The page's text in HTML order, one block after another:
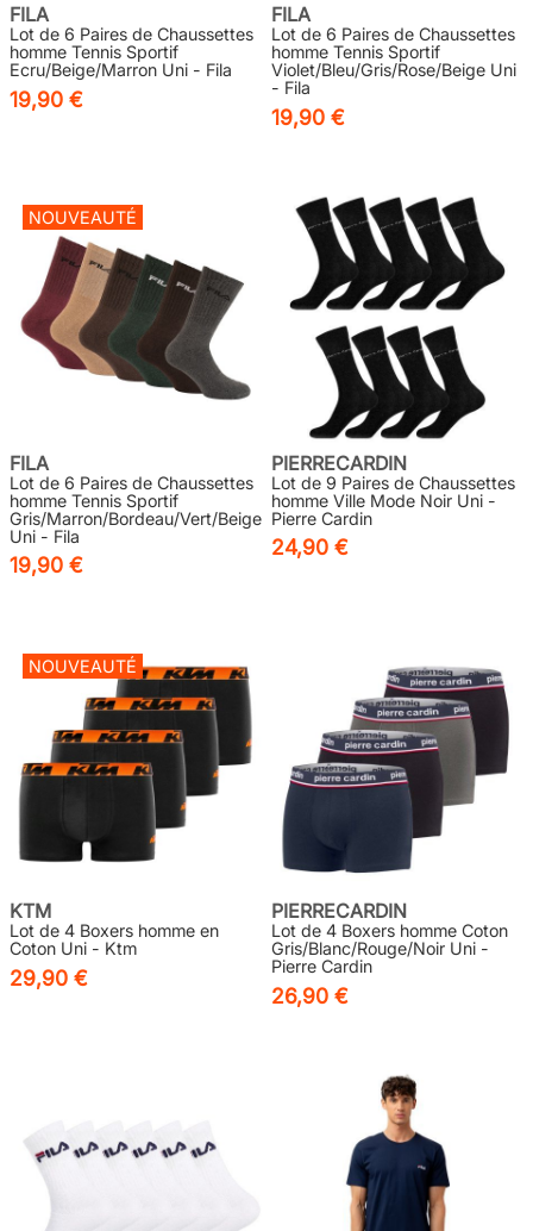
FILA
Lot de 6 Paires de Chaussettes
homme Tennis Sportif
Ecru/Beige/Marron Uni - Fila
19,90 €
FILA
Lot de 6 Paires de Chaussettes
homme Tennis Sportif
Violet/Bleu/Gris/Rose/Beige Uni
- Fila
19,90 €
NOUVEAUTÉ
FILA
Lot de 6 Paires de Chaussettes
homme Tennis Sportif
Gris/Marron/Bordeau/Vert/Beige
Uni - Fila
19,90 €
PIERRECARDIN
Lot de 9 Paires de Chaussettes
homme Ville Mode Noir Uni -
Pierre Cardin
24,90 €
NOUVEAUTÉ
KTM
Lot de 4 Boxers homme en
Coton Uni - Ktm
29,90 €
PIERRECARDIN
Lot de 4 Boxers homme Coton
Gris/Blanc/Rouge/Noir Uni -
Pierre Cardin
26,90 €